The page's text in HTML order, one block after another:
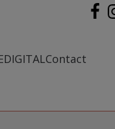
DIGITALContact